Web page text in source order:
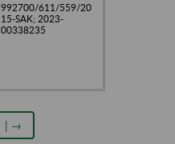
992700/611/559/20
15-SAK; 2023-
00338235
| →